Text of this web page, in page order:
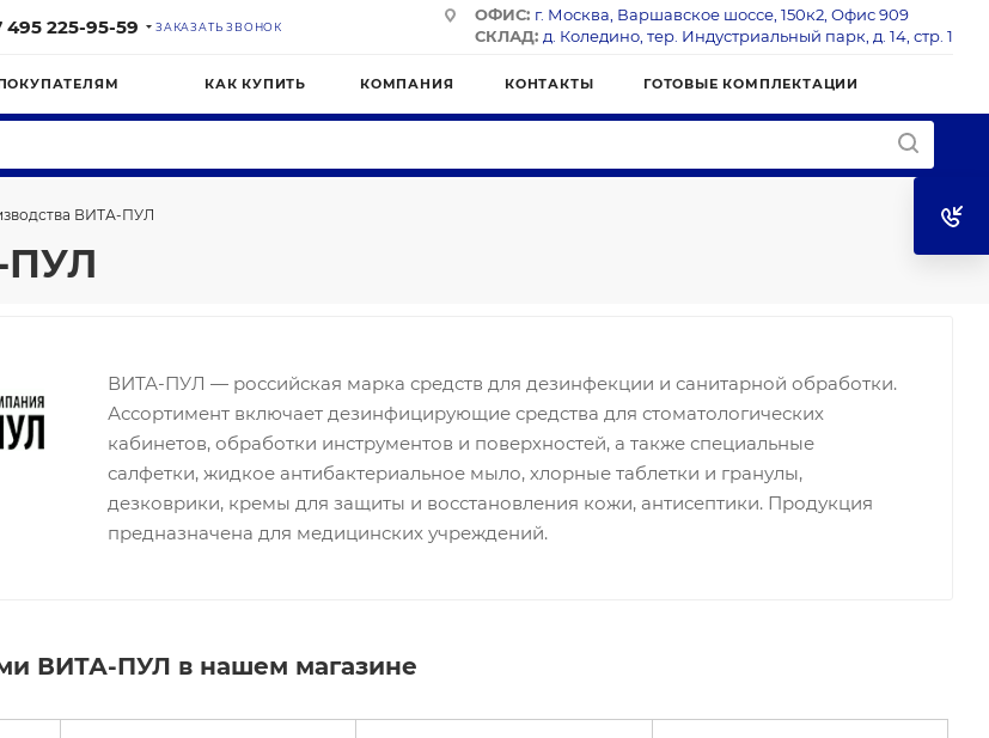
495 225-95-59 ЗАКАЗАТЬ ЗВОНОК
ОФИС: г. Москва, Варшавское шоссе, 150к2, Офис 909
СКЛАД: д. Коледино, тер. Индустриальный парк, д. 14, стр. 1
КАК КУПИТЬ КОМПАНИЯ КОНТАКТЫ ГОТОВЫЕ КОМПЛЕКТАЦИИ
ВИТА-ПУЛ
ПУЛ
ВИТА-ПУЛ — российская марка средств для дезинфекции и санитарной обработки.
Ассортимент включает дезинфицирующие средства для стоматологических
кабинетов, обработки инструментов и поверхностей, а также специальные
салфетки, жидкое антибактериальное мыло, хлорные таблетки и гранулы,
дезковрики, кремы для защиты и восстановления кожи, антисептики. Продукция
предназначена для медицинских учреждений.
ВИТА-ПУЛ в нашем магазине